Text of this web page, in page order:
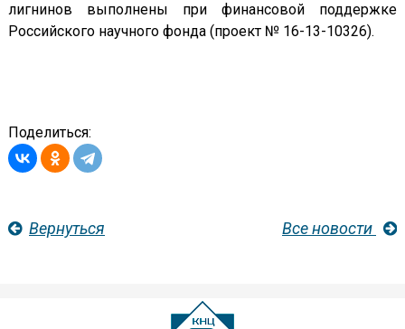
лигнинов выполнены при финансовой поддержке
Российского научного фонда (проект № 16-13-10326).
Поделиться:
Вернуться Все новости